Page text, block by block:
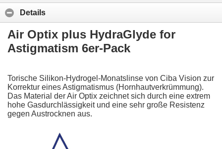
Details
Air Optix plus HydraGlyde for
Astigmatism 6er-Pack
Torische Silikon-Hydrogel-Monatslinse von Ciba Vision zur
Korrektur eines Astigmatismus (Hornhautverkrümmung).
Das Material der Air Optix zeichnet sich durch eine extrem
hohe Gasdurchlässigkeit und eine sehr große Resistenz
gegen Austrocknen aus.